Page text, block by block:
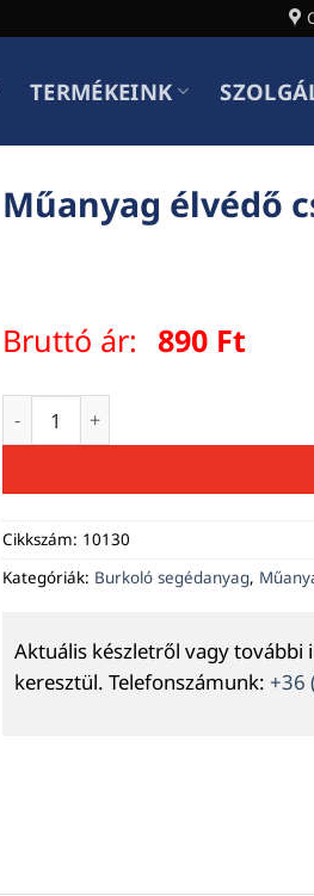
TERMÉKEINK
Műanyag élvédő
Bruttó ár: 890 Ft
Műanyag élvédő csempéhez
Cikkszám: 10130
Kategóriák: Burkoló segédanyag,
Aktuális készletről vagy
keresztül. Telefonszámunk: +36